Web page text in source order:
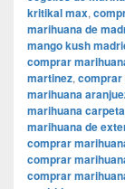
kritikal max,
marihuana de
mango kush
comprar
martinez, comprar
marihuana
marihuana
marihuana de
comprar
comprar
comprar